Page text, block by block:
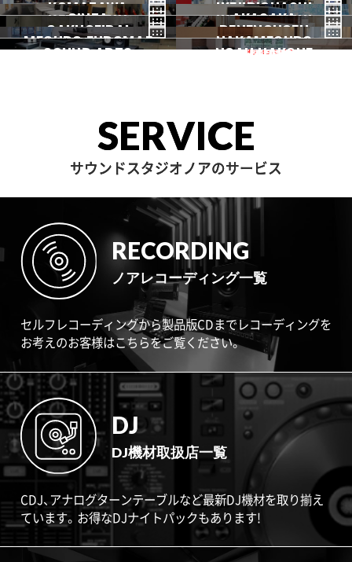
野方 自由が丘
都立大 三軒茶屋
KOMAZAWA
駒沢
IKEJIRIOHASHI
池尻大橋
一時閉店中
GINZA
銀座
AKASAKA
赤坂
GAKUGEIDAI
学芸大
DENENCHOFU
田園調布
MEGURO FUDOMAE NAKAMEGURO
SOUND ARTS NOAH HAKONE
SERVICE
サウンドスタジオノアのサービス
RECORDING
ノアレコーディング一覧
セルフレコーディングから製品版CDまでレコーディングを
お考えのお客様はこちらをご覧ください。
DJ
DJ機材取扱店一覧
CDJ、アナログターンテーブルなど最新DJ機材を取り揃え
ています。お得なDJナイトパックもあります!